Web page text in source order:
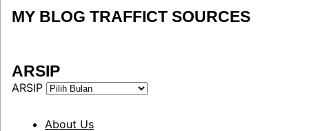
MY BLOG TRAFFICT SOURCES
ARSIP
ARSIP
About Us